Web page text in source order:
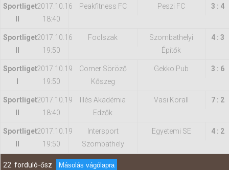
Sportliget2017.10.16
18:40
Peakfitness FC Peszi FC 3 : 4
Sportliget2017.10.16
19:50
FocIszak
Szombathelyi
Építők
4 : 3
Sportliget2017.10.19
19:50
Corner Söröző
Kőszeg
Gekko Pub 3 : 6
Sportliget2017.10.19
18:40
Illés Akadémia
Edzők
Vasi Korall 7 : 2
Sportliget2017.10.19
19:50
Intersport
Szombathely
Egyetemi SE 4 : 2
22. forduló-ősz Másolás vágólapra